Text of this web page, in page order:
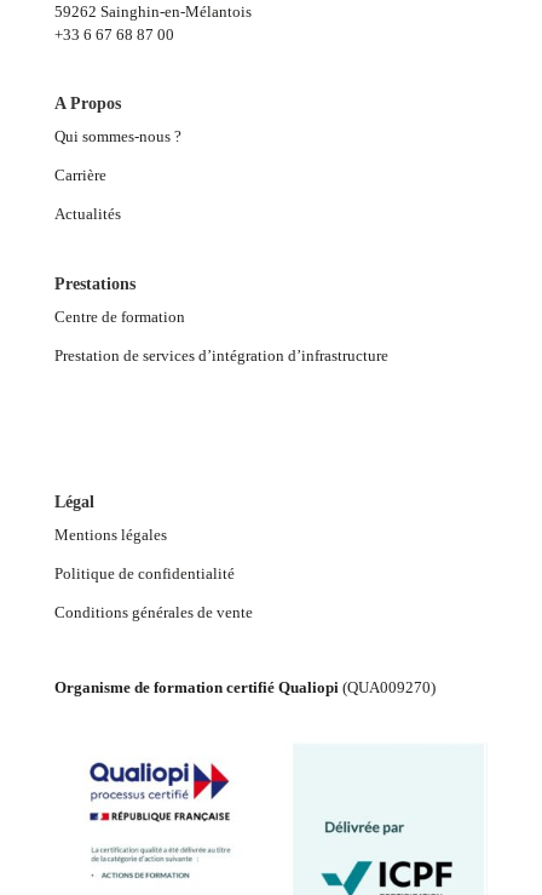
59262 Sainghin-en-Mélantois
+33 6 67 68 87 00
A Propos
Qui sommes-nous ?
Carrière
Actualités
Prestations
Centre de formation
Prestation de services d’intégration d’infrastructure
Légal
Mentions légales
Politique de confidentialité
Conditions générales de vente
Organisme de formation certifié Qualiopi(QUA009270)